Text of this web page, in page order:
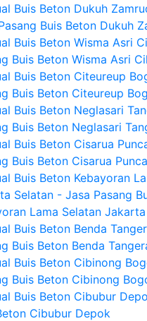
Buis Beton Dukuh
Buis Beton Dukuh
Buis Beton Wisma Asri
Buis Beton Wisma Asri
Buis Beton Citeureup
Buis Beton Citeureup
Buis Beton Neglasari
Buis Beton Neglasari
Buis Beton Cisarua
Buis Beton Cisarua
Buis Beton Kebayoran
Selatan - Jasa Pasang
Lama Selatan
Buis Beton Benda
Buis Beton Benda
Buis Beton Cibinong
Buis Beton Cibinong
Buis Beton Cibubur
Cibubur Depok